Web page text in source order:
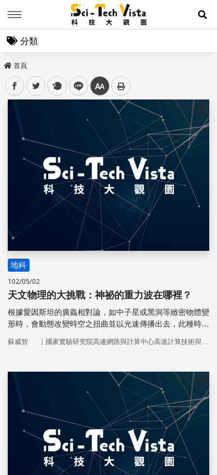
展
分類
首頁
facebooktwitter plurk line 中
儲存
地科
102/05/02
天文物理的大挑戰：神祕的重力波在哪裡？
根據愛因斯坦的廣義相對論，如中子星或黑洞等緻密物體變
形時，會動態改變時空之扭曲並以光速傳播出去，此種時空
蘇威智 ｜
儲存